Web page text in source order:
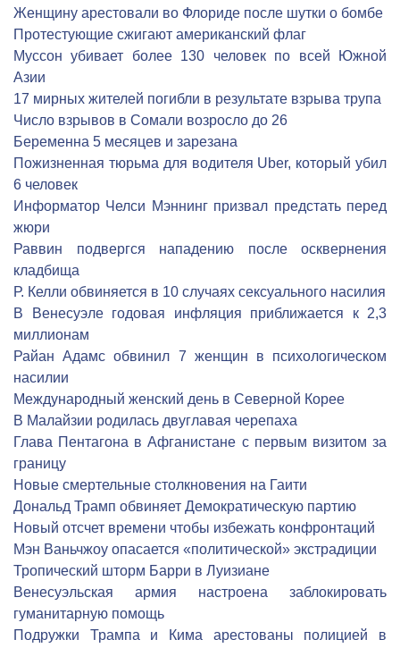
Женщину арестовали во Флориде после шутки о бомбе
Протестующие сжигают американский флаг
Муссон убивает более 130 человек по всей Южной
Азии
17 мирных жителей погибли в результате взрыва трупа
Число взрывов в Сомали возросло до 26
Беременна 5 месяцев и зарезана
Пожизненная тюрьма для водителя Uber, который убил
6 человек
Информатор Челси Мэннинг призвал предстать перед
жюри
Раввин подвергся нападению после осквернения
кладбища
Р. Келли обвиняется в 10 случаях сексуального насилия
В Венесуэле годовая инфляция приближается к 2,3
миллионам
Райан Адамс обвинил 7 женщин в психологическом
насилии
Международный женский день в Северной Корее
В Малайзии родилась двуглавая черепаха
Глава Пентагона в Афганистане с первым визитом за
границу
Новые смертельные столкновения на Гаити
Дональд Трамп обвиняет Демократическую партию
Новый отсчет времени чтобы избежать конфронтаций
Мэн Ваньчжоу опасается «политической» экстрадиции
Тропический шторм Барри в Луизиане
Венесуэльская армия настроена заблокировать
гуманитарную помощь
Подружки Трампа и Кима арестованы полицией в